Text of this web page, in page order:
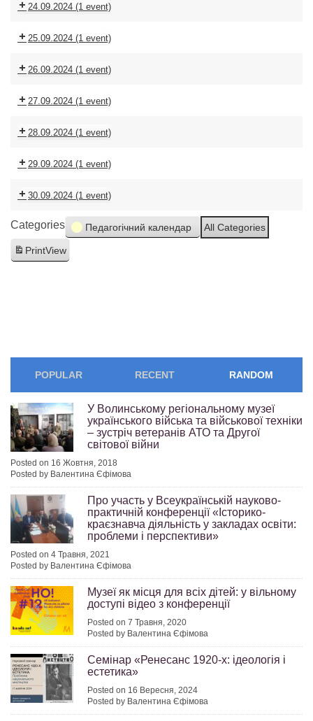
24.09.2024 (1 event)
25.09.2024 (1 event)
26.09.2024 (1 event)
27.09.2024 (1 event)
28.09.2024 (1 event)
29.09.2024 (1 event)
30.09.2024 (1 event)
Categories Педагогічний календар All Categories
PrintView
POPULAR RECENT RANDOM
У Волинському регіональному музеї
українського війська та військової техніки
– зустріч ветеранів АТО та Другої
світової війни
Posted on 16 Жовтня, 2018
Posted by Валентина Єфімова
Про участь у Всеукраїнській науково-
практичній конференції «Історико-
краєзнавча діяльність у закладах освіти:
проблеми і перспективи»
Posted on 4 Травня, 2021
Posted by Валентина Єфімова
Музеї як місця для всіх дітей: у вільному
доступі відео з конференції
Posted on 7 Травня, 2020
Posted by Валентина Єфімова
Семінар «Ренесанс 1920-х: ідеологія і
естетика»
Posted on 16 Вересня, 2024
Posted by Валентина Єфімова